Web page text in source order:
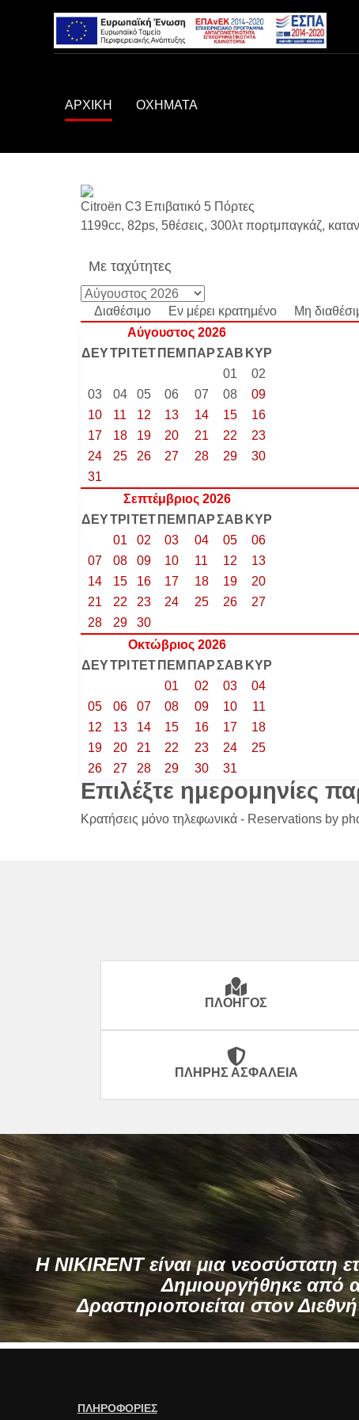
ΑΡΧΙΚΗ ΟΧΗΜΑΤΑ
Citroën C3 Επιβατικό 5 Πόρτες
1199cc, 82ps, 5θέσεις, 300λτ πορτμπαγκάζ,
Με ταχύτητες
Διαθέσιμο Εν μέρει κρατημένο
Μη
Αύγουστος 2026
ΔΕΥΤΡΙ ΤΕΤ ΠΕΜ ΠΑΡΣΑΒ ΚΥΡ
01
02
03
04 05 06 07 08
09
10
11 12 13 14 15
16
17
18 19 20 21 22
23
24
25 26 27 28 29
30
31
Σεπτέμβριος 2026
ΔΕΥΤΡΙ ΤΕΤ ΠΕΜ ΠΑΡΣΑΒ ΚΥΡ
01
02 03 04 05
06
07
08 09 10 11 12
13
14
15 16 17 18 19
20
21
22 23 24 25 26
27
28
29
30
Οκτώβριος 2026
ΔΕΥΤΡΙ ΤΕΤ ΠΕΜ ΠΑΡΣΑΒ ΚΥΡ
01
02 03
04
05
06 07 08 09 10
11
12
13 14 15 16 17
18
19
20 21 22 23 24
25
26
27 28 29 30 31
Επιλέξτε ημερομηνίες
Κρατήσεις μόνο τηλεφωνικά - Reservations by
ΠΛΟΗΓΌΣ
ΠΛΉΡΗΣ ΑΣΦΆΛΕΙΑ
H NIKIRENT είναι μια νεοσύστατη
Δημιουργήθηκε από
Δραστηριοποιείται στον
ΠΛΗΡΟΦΟΡΙΕΣ